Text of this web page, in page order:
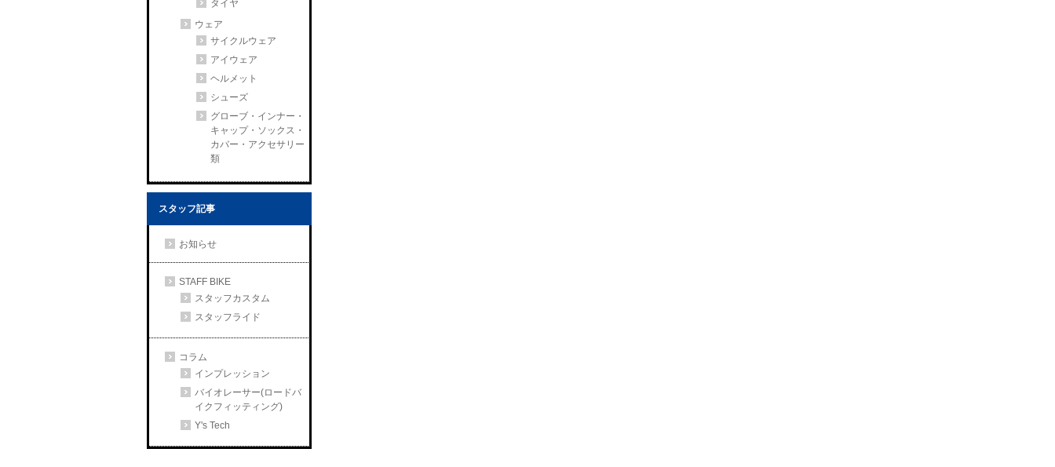
タイヤ
ウェア
サイクルウェア
アイウェア
ヘルメット
シューズ
グローブ・インナー・
キャップ・ソックス・
カバー・アクセサリー
類
スタッフ記事
お知らせ
STAFF BIKE
スタッフカスタム
スタッフライド
コラム
インプレッション
バイオレーサー(ロードバ
イクフィッティング)
Y's Tech